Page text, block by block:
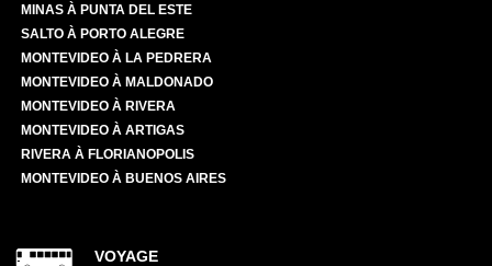
MINAS À PUNTA DEL ESTE
SALTO À PORTO ALEGRE
MONTEVIDEO À LA PEDRERA
MONTEVIDEO À MALDONADO
MONTEVIDEO À RIVERA
MONTEVIDEO À ARTIGAS
RIVERA À FLORIANOPOLIS
MONTEVIDEO À BUENOS AIRES
VOYAGE